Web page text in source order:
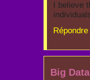
I believe
Big